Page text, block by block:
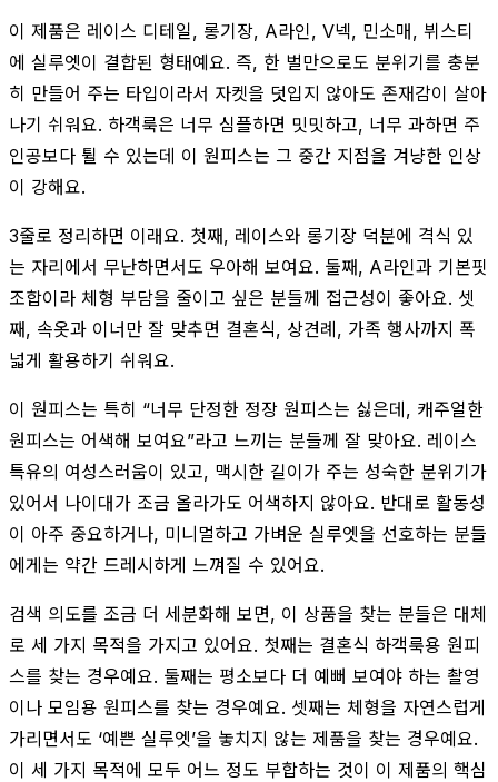
이 제품은 레이스 디테일, 롱기장, A라인, V넥, 민소매, 뷔스티
에 실루엣이 결합된 형태예요. 즉, 한 벌만으로도 분위기를 충분
히 만들어 주는 타입이라서 자켓을 덧입지 않아도 존재감이 살아
나기 쉬워요. 하객룩은 너무 심플하면 밋밋하고, 너무 과하면 주
인공보다 튈 수 있는데 이 원피스는 그 중간 지점을 겨냥한 인상
이 강해요.
3줄로 정리하면 이래요. 첫째, 레이스와 롱기장 덕분에 격식 있
는 자리에서 무난하면서도 우아해 보여요. 둘째, A라인과 기본핏
조합이라 체형 부담을 줄이고 싶은 분들께 접근성이 좋아요. 셋
째, 속옷과 이너만 잘 맞추면 결혼식, 상견례, 가족 행사까지 폭
넓게 활용하기 쉬워요.
이 원피스는 특히 “너무 단정한 정장 원피스는 싫은데, 캐주얼한
원피스는 어색해 보여요”라고 느끼는 분들께 잘 맞아요. 레이스
특유의 여성스러움이 있고, 맥시한 길이가 주는 성숙한 분위기가
있어서 나이대가 조금 올라가도 어색하지 않아요. 반대로 활동성
이 아주 중요하거나, 미니멀하고 가벼운 실루엣을 선호하는 분들
에게는 약간 드레시하게 느껴질 수 있어요.
검색 의도를 조금 더 세분화해 보면, 이 상품을 찾는 분들은 대체
로 세 가지 목적을 가지고 있어요. 첫째는 결혼식 하객룩용 원피
스를 찾는 경우예요. 둘째는 평소보다 더 예뻐 보여야 하는 촬영
이나 모임용 원피스를 찾는 경우예요. 셋째는 체형을 자연스럽게
가리면서도 ‘예쁜 실루엣’을 놓치지 않는 제품을 찾는 경우예요.
이 세 가지 목적에 모두 어느 정도 부합하는 것이 이 제품의 핵심